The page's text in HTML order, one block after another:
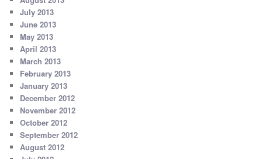
July 2013
June 2013
May 2013
April 2013
March 2013
February 2013
January 2013
December 2012
November 2012
October 2012
September 2012
August 2012